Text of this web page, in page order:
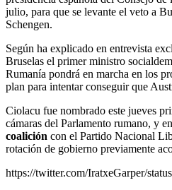
julio, para que se levante el veto a
Schengen.
Según ha explicado en entrevista
Bruselas el primer ministro
Rumanía pondrá en marcha en los
plan para intentar conseguir que
Ciolacu fue nombrado este jueves
cámaras del Parlamento rumano, y
coalición con el Partido Nacional
rotación de gobierno previamente
https://twitter.com/IratxeGarper/